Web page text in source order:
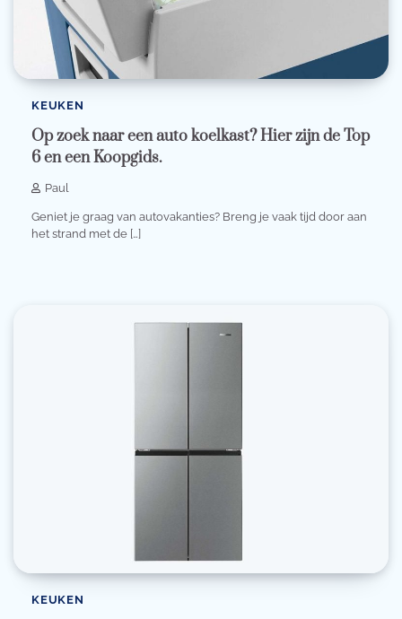
KEUKEN
Op zoek naar een auto koelkast? Hier zijn de Top
6 en een Koopgids.
Paul
Geniet je graag van autovakanties? Breng je vaak tijd door aan
het strand met de […]
KEUKEN